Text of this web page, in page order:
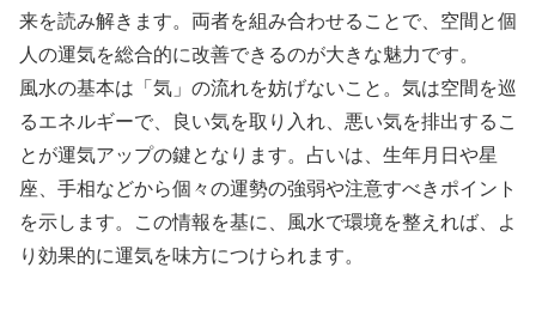
来を読み解きます。両者を組み合わせることで、空間と個
人の運気を総合的に改善できるのが大きな魅力です。
風水の基本は「気」の流れを妨げないこと。気は空間を巡
るエネルギーで、良い気を取り入れ、悪い気を排出するこ
とが運気アップの鍵となります。占いは、生年月日や星
座、手相などから個々の運勢の強弱や注意すべきポイント
を示します。この情報を基に、風水で環境を整えれば、よ
り効果的に運気を味方につけられます。